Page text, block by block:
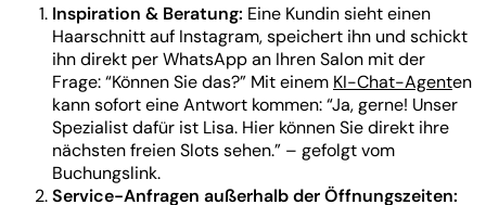
Inspiration & Beratung: Eine Kundin sieht einen
Haarschnitt auf Instagram, speichert ihn und schickt
ihn direkt per WhatsApp an Ihren Salon mit der
Frage: “Können Sie das?” Mit einem KI-Chat-Agenten
kann sofort eine Antwort kommen: “Ja, gerne! Unser
Spezialist dafür ist Lisa. Hier können Sie direkt ihre
nächsten freien Slots sehen.” – gefolgt vom
Buchungslink.
Service-Anfragen außerhalb der Öffnungszeiten: